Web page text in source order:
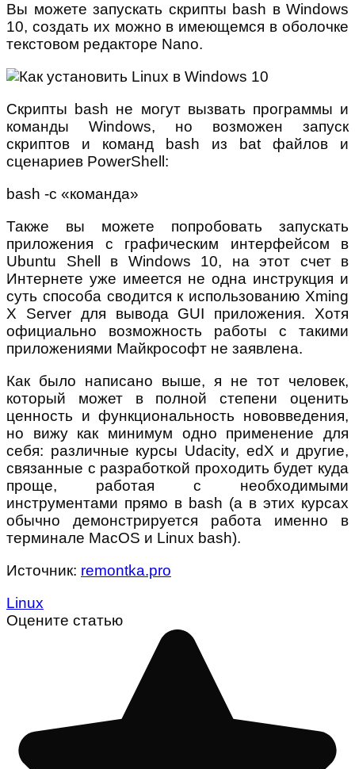
Вы можете запускать скрипты bash в Windows
10, создать их можно в имеющемся в оболочке
текстовом редакторе Nano.
Скрипты bash не могут вызвать программы и
команды Windows, но возможен запуск
скриптов и команд bash из bat файлов и
сценариев PowerShell:
bash -c «команда»
Также вы можете попробовать запускать
приложения с графическим интерфейсом в
Ubuntu Shell в Windows 10, на этот счет в
Интернете уже имеется не одна инструкция и
суть способа сводится к использованию Xming
X Server для вывода GUI приложения. Хотя
официально возможность работы с такими
приложениями Майкрософт не заявлена.
Как было написано выше, я не тот человек,
который может в полной степени оценить
ценность и функциональность нововведения,
но вижу как минимум одно применение для
себя: различные курсы Udacity, edX и другие,
связанные с разработкой проходить будет куда
проще, работая с необходимыми
инструментами прямо в bash (а в этих курсах
обычно демонстрируется работа именно в
терминале MacOS и Linux bash).
Источник: remontka.pro
Linux
Оцените статью